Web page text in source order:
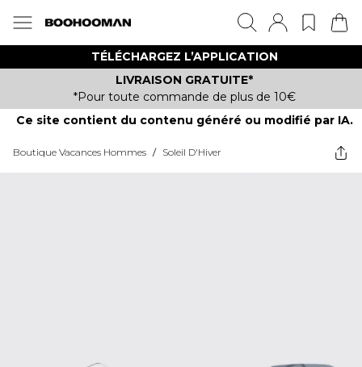
TÉLÉCHARGEZ L’APPLICATION
LIVRAISON GRATUITE*
*Pour toute commande de plus de 10€
Ce site contient du contenu généré ou modifié par IA.
Boutique Vacances Hommes / Soleil D'Hiver